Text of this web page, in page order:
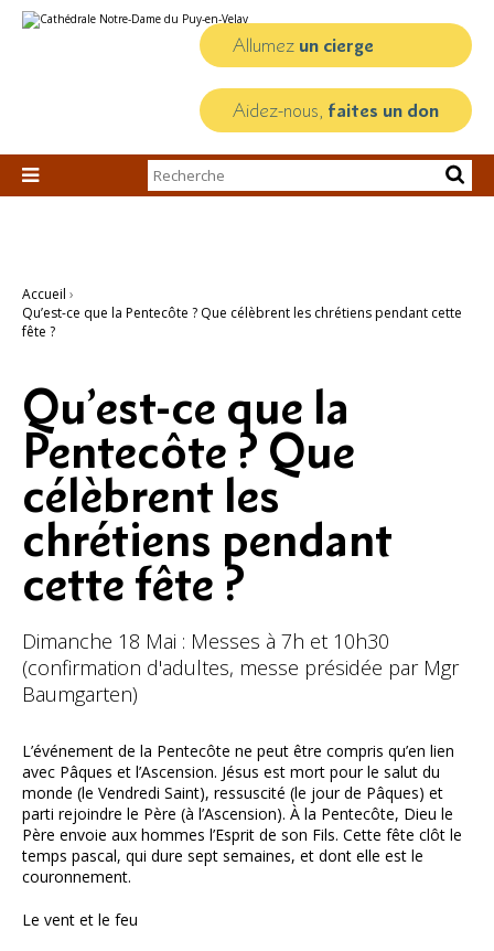
au
personnels
Allumez un cierge
Aidez-nous, faites un don

Chercher par
Recherche
Accueil ›
Qu’est-ce que la Pentecôte ? Que célèbrent les chrétiens pendant cette
fête ?
Qu’est-ce que la
Pentecôte ? Que
célèbrent les
chrétiens pendant
cette fête ?
Dimanche 18 Mai : Messes à 7h et 10h30
(confirmation d'adultes, messe présidée par Mgr
Baumgarten)
L’événement de la Pentecôte ne peut être compris qu’en lien
avec Pâques et l’Ascension. Jésus est mort pour le salut du
monde (le Vendredi Saint), ressuscité (le jour de Pâques) et
parti rejoindre le Père (à l’Ascension). À la Pentecôte, Dieu le
Père envoie aux hommes l’Esprit de son Fils. Cette fête clôt le
temps pascal, qui dure sept semaines, et dont elle est le
couronnement.
Le vent et le feu